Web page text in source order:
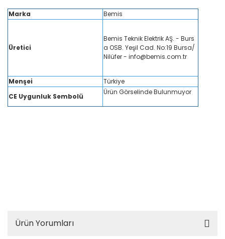
Marka Bemis
Üretici
Bemis Teknik Elektrik AŞ. - Burs
a OSB. Yeşil Cad. No:19 Bursa/
Nilüfer - info@bemis.com.tr
Menşei
Türkiye
CE Uygunluk Sembolü
Ürün Görselinde Bulunmuyor
Ürün Yorumları